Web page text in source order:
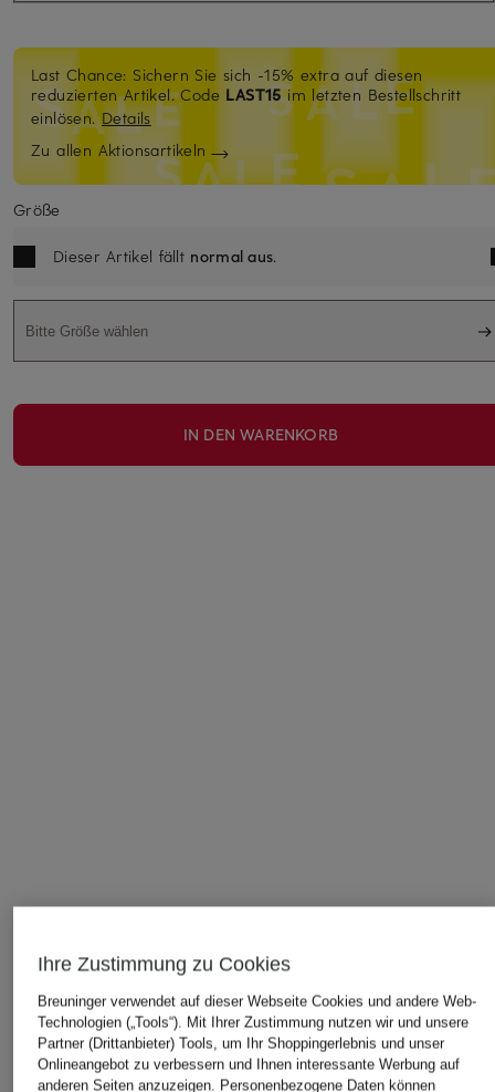
Last Chance: Sichern Sie sich -15% extra auf diesen
reduzierten Artikel. Code LAST15im letzten Bestellschritt
einlösen.Details
Zu allen Aktionsartikeln
Größe
Dieser Artikel fällt normal aus.
Bitte Größe wählen
IN DEN WARENKORB
ÄHNLICHE ARTIKEL ENTDECKEN
Ihre Zustimmung zu Cookies
Breuninger verwendet auf dieser Webseite Cookies und andere Web-
Technologien („Tools“). Mit Ihrer Zustimmung nutzen wir und unsere
Partner (Drittanbieter) Tools, um Ihr Shoppingerlebnis und unser
Onlineangebot zu verbessern und Ihnen interessante Werbung auf
anderen Seiten anzuzeigen. Personenbezogene Daten können